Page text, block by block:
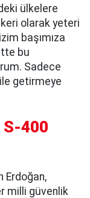
ülkelere
olarak yeteri
başımıza
bu
Sadece
getirmeye
S-400
Erdoğan,
milli güvenlik